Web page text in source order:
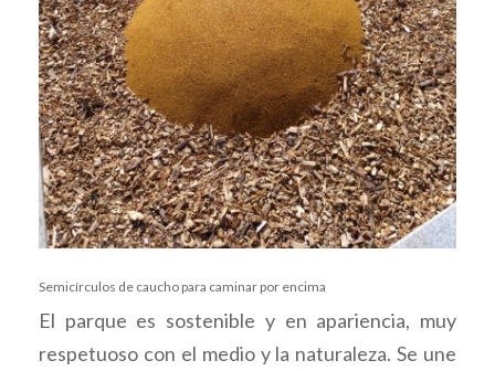
Semicírculos de caucho para caminar por encima
El parque es sostenible y en apariencia, muy
respetuoso con el medio y la naturaleza. Se une